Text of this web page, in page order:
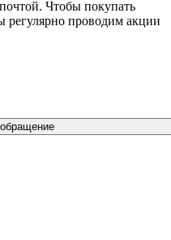
Чтобы покупать
проводим акции